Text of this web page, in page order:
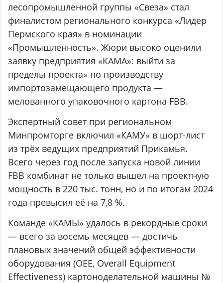
лесопромышленной группы «Свеза» стал
финалистом регионального конкурса «Лидер
Пермского края» в номинации
«Промышленность». Жюри высоко оценили
заявку предприятия «КАМА»: выйти за
пределы проекта» по производству
импортозамещающего продукта —
мелованного упаковочного картона FBB.
Экспертный совет при региональном
Минпромторге включил «КАМУ» в шорт-лист
из трёх ведущих предприятий Прикамья.
Всего через год после запуска новой линии
FBB комбинат не только вышел на проектную
мощность в 220 тыс. тонн, но и по итогам 2024
года превысил её на 7,8 %.
Команде «КАМЫ» удалось в рекордные сроки
— всего за восемь месяцев — достичь
плановых значений общей эффективности
оборудования (OEE, Overall Equipment
Effectiveness) картоноделательной машины №